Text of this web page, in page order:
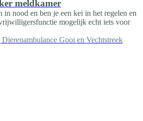
meldkamer
nood en ben je een kei in het regelen en
mogelijk echt iets voor
Gooi en Vechtstreek